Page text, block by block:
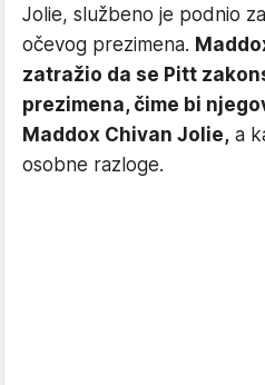
Jolie, službeno je podnio
očevog prezimena.
zatražio da se Pitt
prezimena, čime bi
Maddox Chivan Jolie, a
osobne razloge.